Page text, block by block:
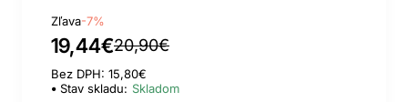
Zľava-7%
19,44€20,90€
Bez DPH: 15,80€
Stav skladu: Skladom